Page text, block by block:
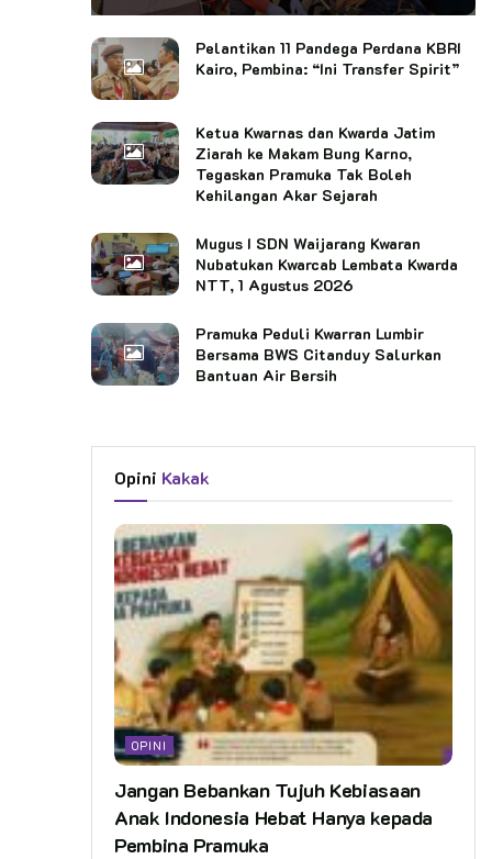
Pelantikan 11 Pandega Perdana KBRI
Kairo, Pembina: “Ini Transfer Spirit”
Ketua Kwarnas dan Kwarda Jatim
Ziarah ke Makam Bung Karno,
Tegaskan Pramuka Tak Boleh
Kehilangan Akar Sejarah
Mugus I SDN Waijarang Kwaran
Nubatukan Kwarcab Lembata Kwarda
NTT, 1 Agustus 2026
Pramuka Peduli Kwarran Lumbir
Bersama BWS Citanduy Salurkan
Bantuan Air Bersih
Opini Kakak
OPINI
Jangan Bebankan Tujuh Kebiasaan
Anak Indonesia Hebat Hanya kepada
Pembina Pramuka